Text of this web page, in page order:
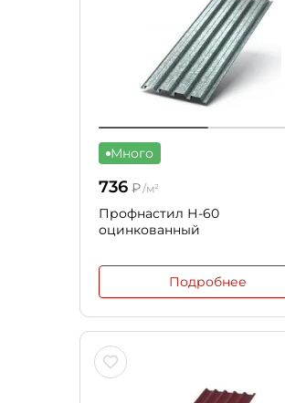
Много
736 ₽/м²
Профнастил Н-60
оцинкованный
Подробнее